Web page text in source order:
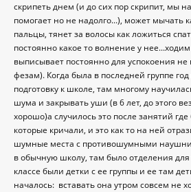
скрипеть днем (и до сих пор скрипит, мы
помогает но не надолго...), может мычать
пальцы, тянет за волосы как ложиться
постоянно какое то волнение у
выписывает постоянно для успокоения не
фезам). Когда была в последней группе
подготовку к школе, там многому
шума и закрывать уши (в 6 лет, до этого
хорошо)а случилось это после занятий
которые кричали, и это как то на ней
шумные места с противошумными
в обычную школу, там было отделения
классе были детки с ее группы и ее там
началось: вставать она утром совсем не